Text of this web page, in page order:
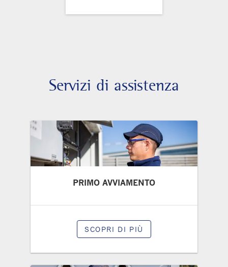
Servizi di assistenza
PRIMO AVVIAMENTO
SCOPRI DI PIÙ